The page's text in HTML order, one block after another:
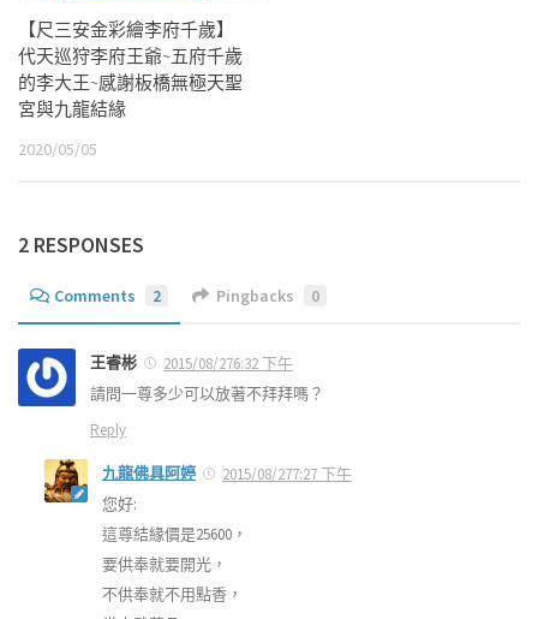
【尺三安金彩繪李府千歲】
代天巡狩李府王爺~五府千歲
的李大王~感謝板橋無極天聖
宮與九龍結緣
2020/05/05
2 RESPONSES
Comments 2 Pingbacks 0
王睿彬
2015/08/276:32 下午
請問一尊多少可以放著不拜拜嗎？
Reply
九龍佛具阿婷
2015/08/277:27 下午
您好:
這尊結緣價是25600，
要供奉就要開光，
不供奉就不用點香，